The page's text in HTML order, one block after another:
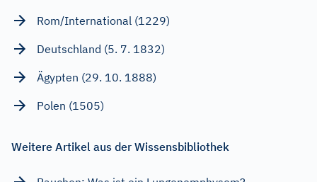
Rom/International (1229)
Deutschland (5. 7. 1832)
Ägypten (29. 10. 1888)
Polen (1505)
Weitere Artikel aus der Wissensbibliothek